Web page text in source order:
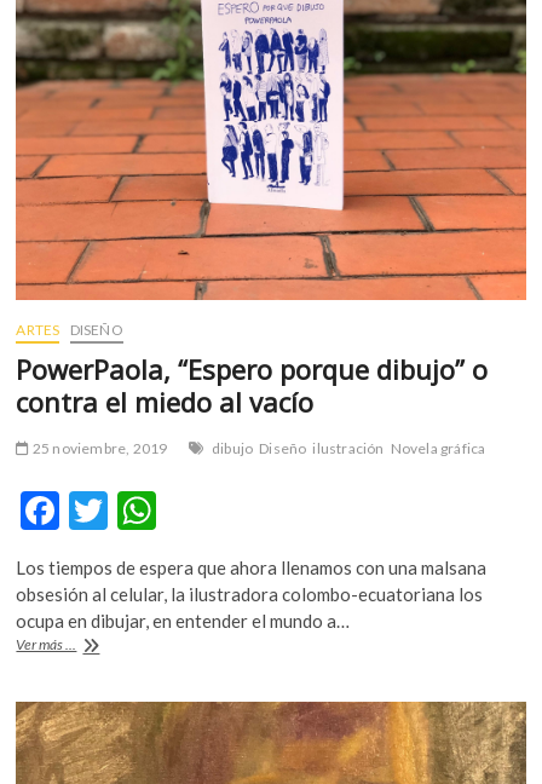
gusta
es
hablar
de
ciencia
en
el
ARTES DISEÑO
PowerPaola, “Espero porque dibujo” o
contra el miedo al vacío
25 noviembre, 2019 dibujo Diseño ilustración Novela gráfica
F
e
b
o
o
k
T
itt
er
at
s
p
p
Los tiempos de espera que ahora llenamos con una malsana
obsesión al celular, la ilustradora colombo-ecuatoriana los
ocupa en dibujar, en entender el mundo a…
Ver más ...
PowerPaola,
dibujo”
o
contra
el